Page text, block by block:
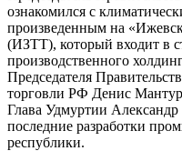
ознакомился с
произведенным на
(ИЗТТ), который входит в
производственного
Председателя
торговли РФ Денис
Глава Удмуртии
последние разработки
республики.